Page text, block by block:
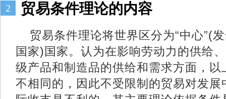
2 贸易条件理论的内容
贸易条件理论将世界区分为“中心”(
国家)国家。认为在影响劳动力的供给
级产品和制造品的供给和需求方面，
不相同的，因此不受限制的贸易对发